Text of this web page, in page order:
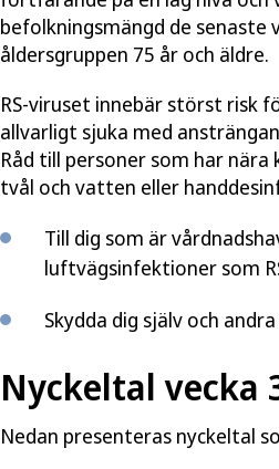
befolkningsmängd de
åldersgruppen 75 år och äldre.
RS-viruset innebär störst risk
allvarligt sjuka med
Råd till personer som har
tvål och vatten eller
Till dig som är
luftvägsinfektioner som
Skydda dig själv och
Nyckeltal vecka
Nedan presenteras nyckeltal